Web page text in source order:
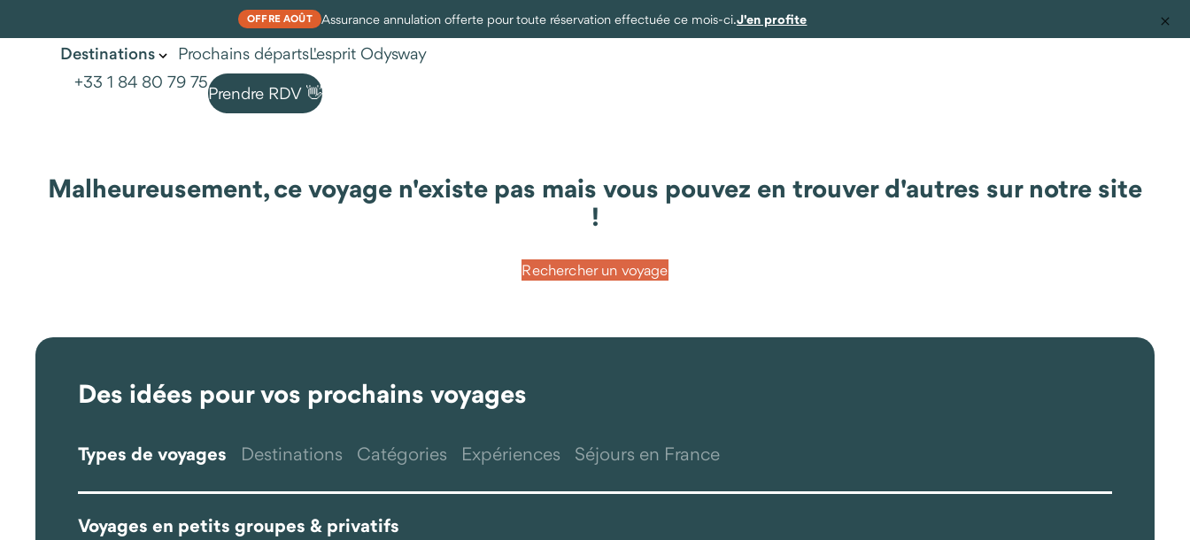
OFFRE AOÛT Assurance annulation offerte pour toute réservation effectuée ce mois-ci.J'en profite
Destinations Prochains départsL'esprit Odysway
+33 1 84 80 79 75Prendre RDV 👋
Malheureusement, ce voyage n'existe pas mais vous pouvez en trouver d'autres sur notre site
!
Rechercher un voyage
Des idées pour vos prochains voyages
Types de voyages Destinations Catégories Expériences Séjours en France
Voyages en petits groupes & privatifs